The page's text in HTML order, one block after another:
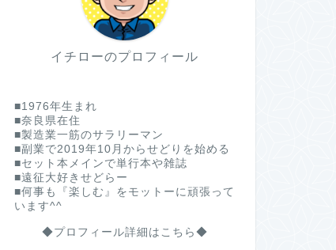
イチローのプロフィール
■1976年生まれ
■奈良県在住
■製造業一筋のサラリーマン
■副業で2019年10月からせどりを始める
■セット本メインで単行本や雑誌
■遠征大好きせどらー
■何事も『楽しむ』をモットーに頑張って
います^^
◆プロフィール詳細はこちら◆